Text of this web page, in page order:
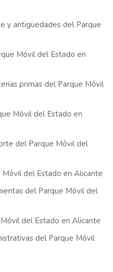
y antigüedades del Parque
Móvil del Estado en
primas del Parque Móvil
Móvil del Estado en
del Parque Móvil del
del Estado en Alicante
del Parque Móvil del
del Estado en Alicante
del Parque Móvil